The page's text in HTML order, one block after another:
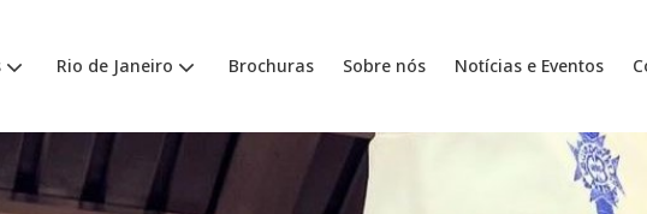
Rio de Janeiro Brochuras Sobre nós Notícias e Eventos